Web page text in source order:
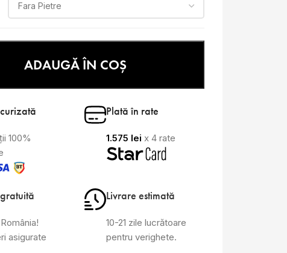
ADAUGĂ ÎN COȘ
100%
Plată în rate
1.575 lei x 4 rate
asigurate
Livrare estimată
10-21 zile lucrătoare
pentru verighete.